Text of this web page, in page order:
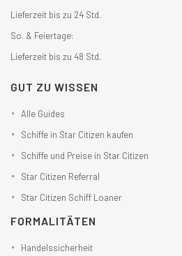
Lieferzeit bis zu 24 Std.
So. & Feiertage:
Lieferzeit bis zu 48 Std.
GUT ZU WISSEN
Alle Guides
Schiffe in Star Citizen kaufen
Schiffe und Preise in Star Citizen
Star Citizen Referral
Star Citizen Schiff Loaner
FORMALITÄTEN
Handelssicherheit